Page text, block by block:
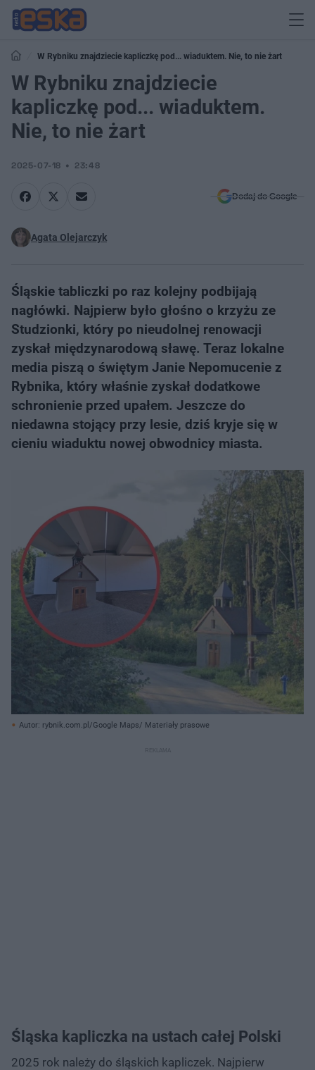
W Rybniku znajdziecie kapliczkę pod... wiaduktem. Nie, to nie żart
W Rybniku znajdziecie
kapliczkę pod... wiaduktem.
Nie, to nie żart
2025-07-18 23:48
Dodaj do Google
Agata Olejarczyk
Śląskie tabliczki po raz kolejny podbijają
nagłówki. Najpierw było głośno o krzyżu ze
Studzionki, który po nieudolnej renowacji
zyskał międzynarodową sławę. Teraz lokalne
media piszą o świętym Janie Nepomucenie z
Rybnika, który właśnie zyskał dodatkowe
schronienie przed upałem. Jeszcze do
niedawna stojący przy lesie, dziś kryje się w
cieniu wiaduktu nowej obwodnicy miasta.
Autor: rybnik.com.pl/Google Maps/ Materiały prasowe
Śląska kapliczka na ustach całej Polski
2025 rok należy do śląskich kapliczek. Najpierw